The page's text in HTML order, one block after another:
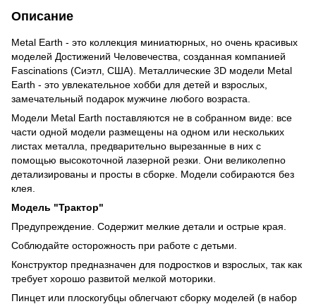
Описание
Metal Earth - это коллекция миниатюрных, но очень красивых
моделей Достижений Человечества, созданная компанией
Fascinations (Сиэтл, США). Металлические 3D модели Metal
Earth - это увлекательное хобби для детей и взрослых,
замечательный подарок мужчине любого возраста.
Модели Metal Earth поставляются не в собранном виде: все
части одной модели размещены на одном или нескольких
листах металла, предварительно вырезанные в них с
помощью высокоточной лазерной резки. Они великолепно
детализированы и просты в сборке. Модели собираются без
клея.
Модель "Трактор"
Предупреждение. Содержит мелкие детали и острые края.
Соблюдайте осторожность при работе с детьми.
Конструктор предназначен для подростков и взрослых, так как
требует хорошо развитой мелкой моторики.
Пинцет или плоскогубцы облегчают сборку моделей (в набор